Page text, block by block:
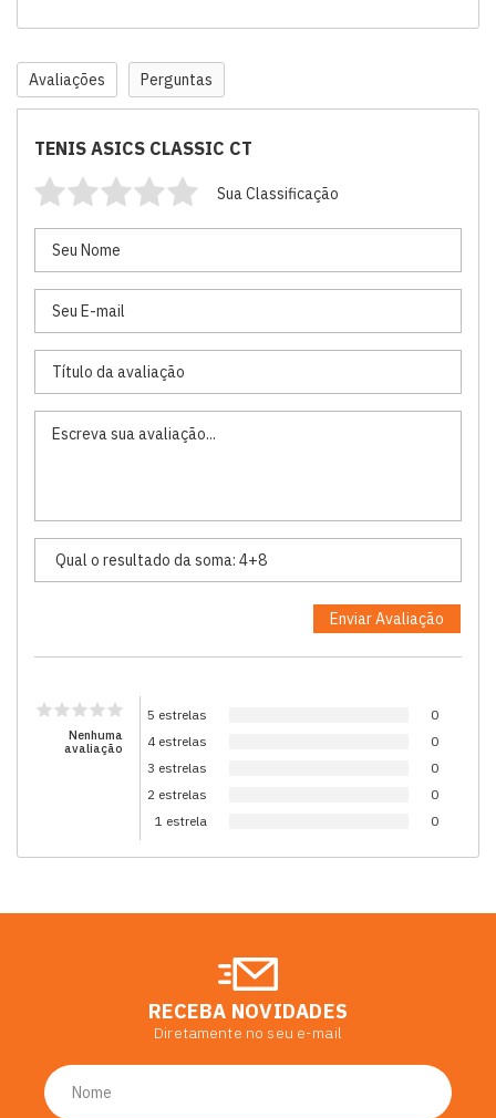
Avaliações Perguntas
TENIS ASICS CLASSIC CT
Sua Classificação
Nenhuma
avaliação
5 estrelas
0
4 estrelas
0
3 estrelas
0
2 estrelas
0
1 estrela
0
RECEBA NOVIDADES
Diretamente no seu e-mail